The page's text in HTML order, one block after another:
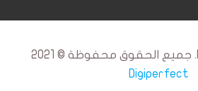
Digiperfect